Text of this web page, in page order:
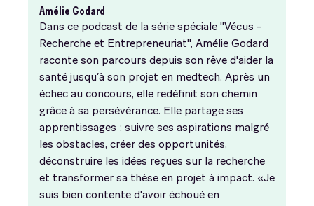
Amélie Godard
Dans ce podcast de la série spéciale "Vécus -
Recherche et Entrepreneuriat", Amélie Godard
raconte son parcours depuis son rêve d'aider la
santé jusqu’à son projet en medtech. Après un
échec au concours, elle redéfinit son chemin
grâce à sa persévérance. Elle partage ses
apprentissages : suivre ses aspirations malgré
les obstacles, créer des opportunités,
déconstruire les idées reçues sur la recherche
et transformer sa thèse en projet à impact. «Je
suis bien contente d'avoir échoué en